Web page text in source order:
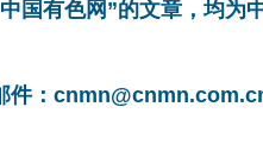
国有色网”的文章，均为
：